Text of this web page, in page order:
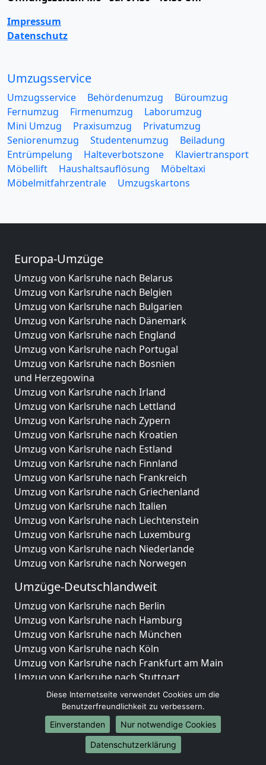
Impressum
Datenschutz
Umzugsservice
Umzugsservice Behördenumzug
Büroumzug
Fernumzug
Firmenumzug
Laborumzug
Mini Umzug
Praxisumzug
Privatumzug
Seniorenumzug
Studentenumzug
Beiladung
Entrümpelung
Halteverbotszone
Klaviertransport
Möbellift
Haushaltsauflösung
Möbeltaxi
Möbelmitfahrzentrale
Umzugskartons
Europa-Umzüge
Umzug von Karlsruhe nach Belarus
Umzug von Karlsruhe nach Belgien
Umzug von Karlsruhe nach Bulgarien
Umzug von Karlsruhe nach Dänemark
Umzug von Karlsruhe nach England
Umzug von Karlsruhe nach Portugal
Umzug von Karlsruhe nach Bosnien
und Herzegowina
Umzug von Karlsruhe nach Irland
Umzug von Karlsruhe nach Lettland
Umzug von Karlsruhe nach Zypern
Umzug von Karlsruhe nach Kroatien
Umzug von Karlsruhe nach Estland
Umzug von Karlsruhe nach Finnland
Umzug von Karlsruhe nach Frankreich
Umzug von Karlsruhe nach Griechenland
Umzug von Karlsruhe nach Italien
Umzug von Karlsruhe nach Liechtenstein
Umzug von Karlsruhe nach Luxemburg
Umzug von Karlsruhe nach Niederlande
Umzug von Karlsruhe nach Norwegen
Umzüge-Deutschlandweit
Umzug von Karlsruhe nach Berlin
Umzug von Karlsruhe nach Hamburg
Umzug von Karlsruhe nach München
Umzug von Karlsruhe nach Köln
Umzug von Karlsruhe nach Frankfurt am Main
Umzug von Karlsruhe nach Stuttgart
Umzug von Karlsruhe nach Düsseldorf
Umzug von Karlsruhe nach Leipzig
Umzug von Karlsruhe nach Dortmund
Umzug von Karlsruhe nach Essen
Umzug von Karlsruhe nach Bremen
Diese Internetseite verwendet Cookies um die
Benutzerfreundlichkeit zu verbessern.
Einverstanden
Nur notwendige Cookies
Datenschutzerklärung